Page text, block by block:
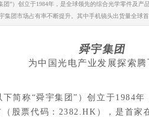
”）创立于1984年，是全球领先的综合光学零件及产
团市场占有率不断提升。其中手机镜头出货量全球
舜宇集团
为中国光电产业发展探索腾
简称“舜宇集团”）创立于1984年
股票代码：2382.HK），是首